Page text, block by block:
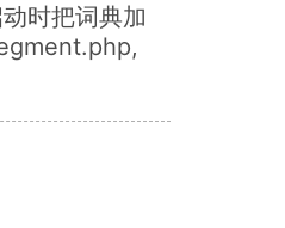
时把词典加